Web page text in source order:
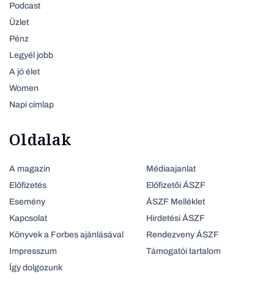
Podcast
Üzlet
Pénz
Legyél jobb
A jó élet
Women
Napi címlap
Oldalak
A magazin
Előfizetés
Esemény
Kapcsolat
Könyvek a Forbes ajánlásával
Impresszum
Így dolgozunk
Médiaajanlat
Előfizetői ÁSZF
ÁSZF Melléklet
Hirdetési ÁSZF
Rendezveny ÁSZF
Támogatói tartalom